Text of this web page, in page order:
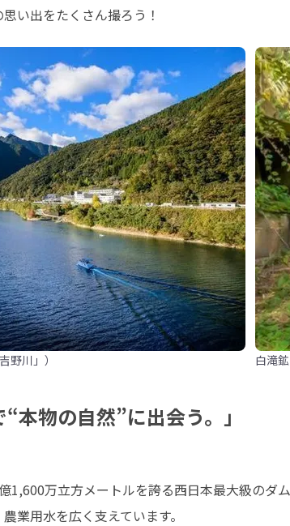
い出をたくさん撮ろう！
野川」） 白滝
“本物の自然”に出会う。」
方メートルを誇る西日本最大級のダムで
を広く支えています。